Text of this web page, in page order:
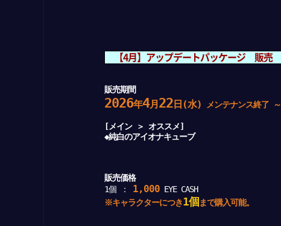
【4月】アップデートパッケージ 販売
販売期間
2026年4月 22日(水) メンテナンス終了 ～
[メイン ＞ オススメ]
◆純白のアイオナキューブ
販売価格
1個 ： 1,000 EYE CASH
※キャラクターにつき1個 まで購入可能。